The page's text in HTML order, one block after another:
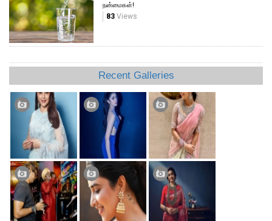
நன்மைகள்!
83 Views
Recent Galleries